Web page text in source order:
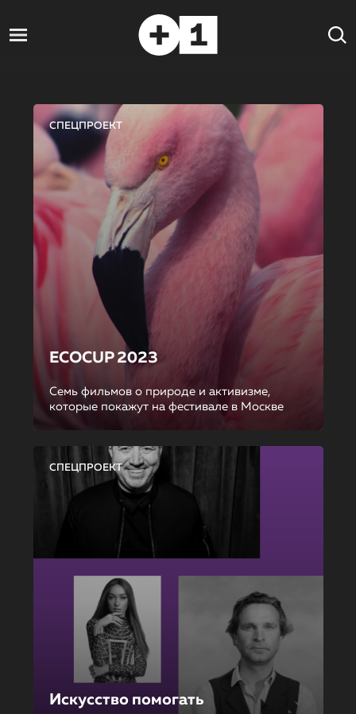
СПЕЦПРОЕКТ
ECOCUP 2023
Семь фильмов о природе и активизме,
которые покажут на фестивале в Москве
СПЕЦПРОЕКТ
Искусство помогать